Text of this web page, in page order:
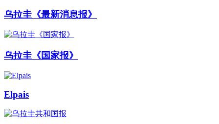
乌拉圭《最新消息报》
乌拉圭《国家报》
Elpais